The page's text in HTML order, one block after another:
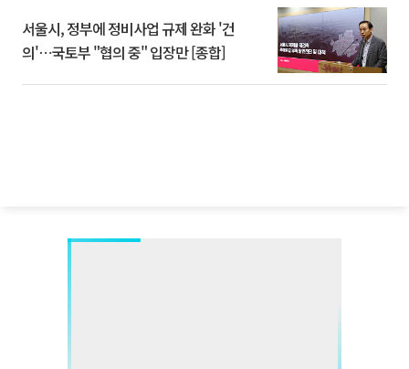
서울시, 정부에 정비사업 규제 완화 '건
의'⋯국토부 "협의 중" 입장만 [종합]